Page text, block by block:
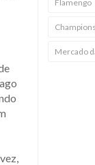
Flamengo
Mercado